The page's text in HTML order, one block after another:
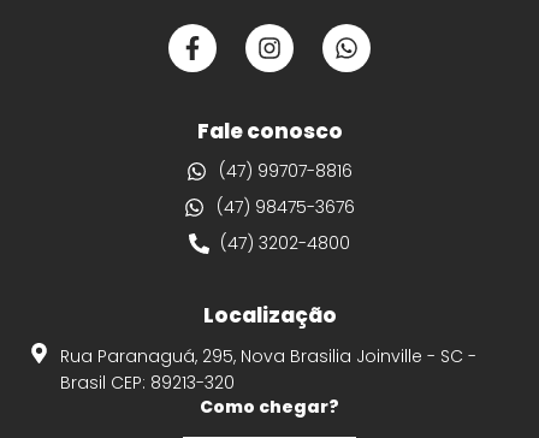
F
a
c
b
o
o
k
-
f
I
n
s
a
r
a
W
h
a
p
p
Fale conosco
(47) 99707-8816
(47) 98475-3676
(47) 3202-4800
Localização
Rua Paranaguá, 295, Nova Brasilia Joinville - SC -
Brasil CEP: 89213-320
Como chegar?